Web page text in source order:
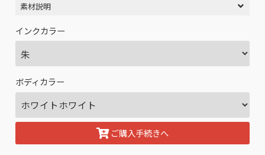
素材説明
インクカラー
ボディカラー
ご購入手続きへ